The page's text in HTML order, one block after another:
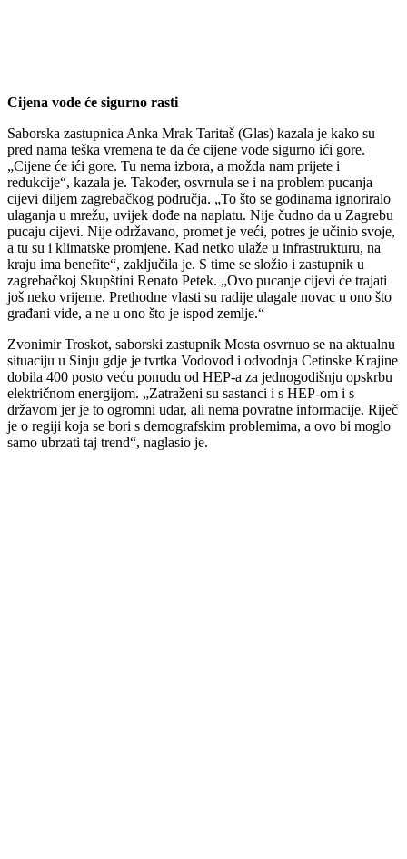
Cijena vode će sigurno rasti
Saborska zastupnica Anka Mrak Taritaš (Glas) kazala je kako su
pred nama teška vremena te da će cijene vode sigurno ići gore.
„Cijene će ići gore. Tu nema izbora, a možda nam prijete i
redukcije“, kazala je. Također, osvrnula se i na problem pucanja
cijevi diljem zagrebačkog područja. „To što se godinama ignoriralo
ulaganja u mrežu, uvijek dođe na naplatu. Nije čudno da u Zagrebu
pucaju cijevi. Nije održavano, promet je veći, potres je učinio svoje,
a tu su i klimatske promjene. Kad netko ulaže u infrastrukturu, na
kraju ima benefite“, zaključila je. S time se složio i zastupnik u
zagrebačkoj Skupštini Renato Petek. „Ovo pucanje cijevi će trajati
još neko vrijeme. Prethodne vlasti su radije ulagale novac u ono što
građani vide, a ne u ono što je ispod zemlje.“
Zvonimir Troskot, saborski zastupnik Mosta osvrnuo se na aktualnu
situaciju u Sinju gdje je tvrtka Vodovod i odvodnja Cetinske Krajine
dobila 400 posto veću ponudu od HEP-a za jednogodišnju opskrbu
električnom energijom. „Zatraženi su sastanci i s HEP-om i s
državom jer je to ogromni udar, ali nema povratne informacije. Riječ
je o regiji koja se bori s demografskim problemima, a ovo bi moglo
samo ubrzati taj trend“, naglasio je.